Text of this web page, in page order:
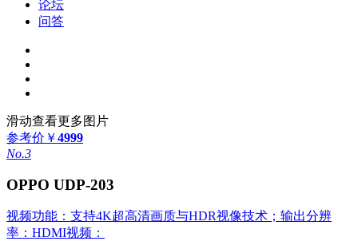
论坛
问答
滑动查看更多图片
参考价 ￥4999
No.3
OPPO UDP-203
视频功能：支持4K超高清画质与HDR视像技术；输出分辨
率：HDMI视频：